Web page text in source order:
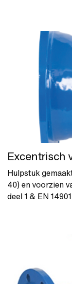
Excentrisch
Hulpstuk
40) en voorzien
deel 1 & EN